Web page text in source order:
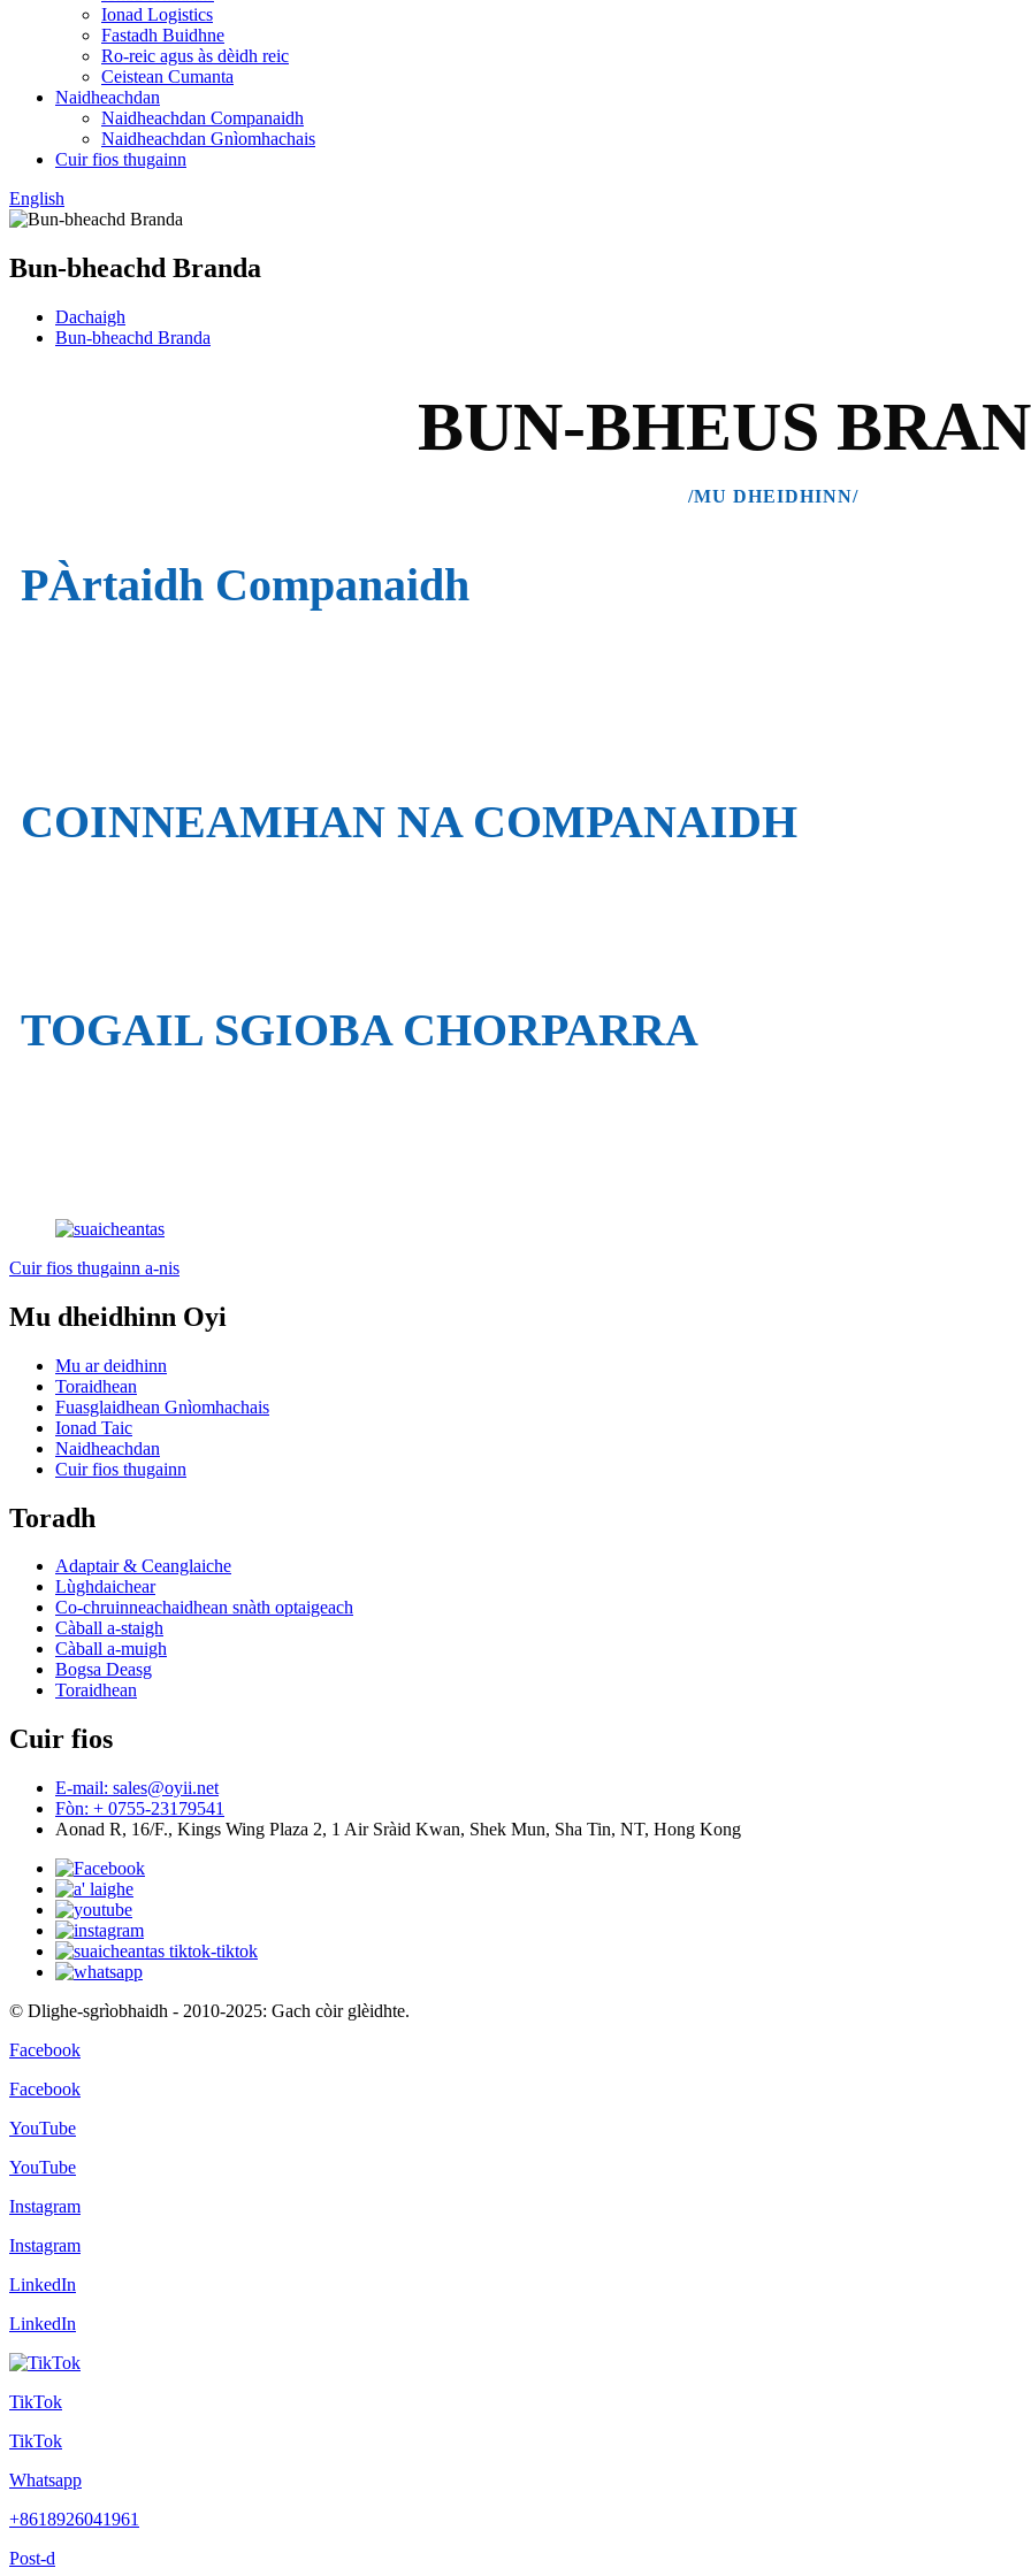
Ionad Logistics
Fastadh Buidhne
Ro-reic agus às dèidh reic
Ceistean Cumanta
Naidheachdan
Naidheachdan Companaidh
Naidheachdan Gnìomhachais
Cuir fios thugainn
English
Bun-bheachd Branda
Dachaigh
Bun-bheachd Branda
BUN-BHEUS
/MU DHEIDHINN/
PÀrtaidh Companaidh
COINNEAMHAN NA COMPANAIDH
TOGAIL SGIOBA CHORPARRA
Cuir fios thugainn a-nis
Mu dheidhinn Oyi
Mu ar deidhinn
Toraidhean
Fuasglaidhean Gnìomhachais
Ionad Taic
Naidheachdan
Cuir fios thugainn
Toradh
Adaptair & Ceanglaiche
Lùghdaichear
Co-chruinneachaidhean snàth optaigeach
Càball a-staigh
Càball a-muigh
Bogsa Deasg
Toraidhean
Cuir fios
E-mail: sales@oyii.net
Fòn: + 0755-23179541
Aonad R, 16/F., Kings Wing Plaza 2, 1 Air Sràid Kwan, Shek Mun, Sha Tin, NT, Hong Kong
© Dlighe-sgrìobhaidh - 2010-2025: Gach còir glèidhte.
Facebook
Facebook
YouTube
YouTube
Instagram
Instagram
LinkedIn
LinkedIn
TikTok
TikTok
Whatsapp
+8618926041961
Post-d